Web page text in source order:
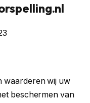
waarderen wij uw
beschermen van